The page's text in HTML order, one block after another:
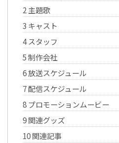
2主題歌
3 キャスト
4スタッフ
5制作会社
6放送スケジュール
7配信スケジュール
8プロモーションムービー
9関連グッズ
10関連記事